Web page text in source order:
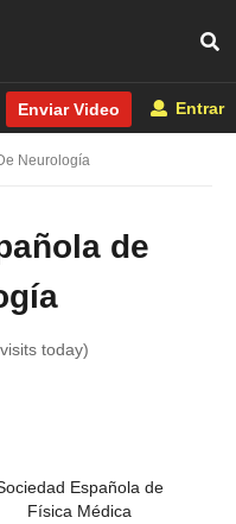
Enviar Video Entrar
Neurología
de
today)
Española de
Física Médica